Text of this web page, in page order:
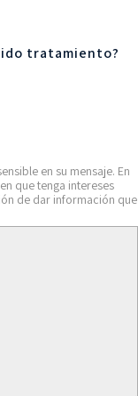
tratamiento?
en su mensaje. En
que tenga intereses
de dar información que